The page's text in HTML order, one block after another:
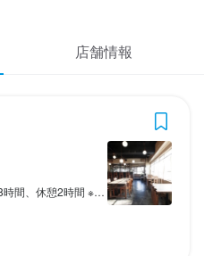
店舗情報
憩2時間 ※時間帯応相談
給